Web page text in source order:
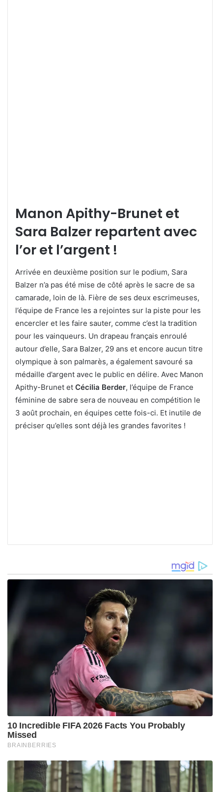
Manon Apithy-Brunet et
Sara Balzer repartent avec
l’or et l’argent !
Arrivée en deuxième position sur le podium, Sara
Balzer n’a pas été mise de côté après le sacre de sa
camarade, loin de là. Fière de ses deux escrimeuses,
l’équipe de France les a rejointes sur la piste pour les
encercler et les faire sauter, comme c’est la tradition
pour les vainqueurs. Un drapeau français enroulé
autour d’elle, Sara Balzer, 29 ans et encore aucun titre
olympique à son palmarès, a également savouré sa
médaille d’argent avec le public en délire. Avec Manon
Apithy-Brunet et Cécilia Berder, l’équipe de France
féminine de sabre sera de nouveau en compétition le
3 août prochain, en équipes cette fois-ci. Et inutile de
préciser qu’elles sont déjà les grandes favorites !